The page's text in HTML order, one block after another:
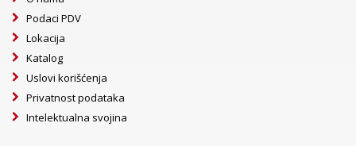
Podaci PDV
Lokacija
Katalog
Uslovi korišćenja
Privatnost podataka
Intelektualna svojina